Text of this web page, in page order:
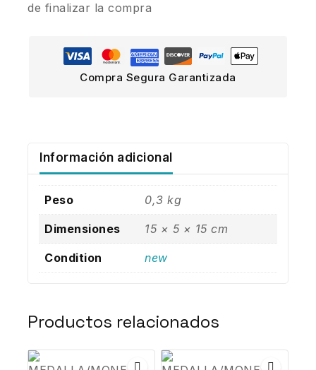
de finalizar la compra
Compra Segura Garantizada
Información adicional
Peso 0,3 kg
Dimensiones 15 × 5 × 15 cm
Condition new
Productos relacionados